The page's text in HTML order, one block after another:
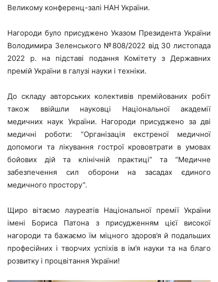
Великому конференц-залі НАН України.
Нагороди було присуджено Указом Президента України
Володимира Зеленського №808/2022 від 30 листопада
2022 р. на підставі подання Комітету з Державних
премій України в галузі науки і техніки.
До складу авторських колективів премійованих робіт
також ввійшли науковці Національної академії
медичних наук України. Нагороди присуджено за дві
медичні роботи: “Організація екстреної медичної
допомоги та лікування гострої крововтрати в умовах
бойових дій та клінічній практиці” та “Медичне
забезпечення сил оборони на засадах єдиного
медичного простору”.
Щиро вітаємо лауреатів Національної премії України
імені Бориса Патона з присудженням цієї високої
нагороди та бажаємо їм міцного здоров’я й подальших
професійних і творчих успіхів в ім’я науки та на благо
розвитку і процвітання України!